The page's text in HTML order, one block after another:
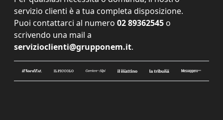
servizio clienti è a tua completa disposizione.
Puoi contattarci al numero 02 89362545 o
scrivendo una mail a
servizioclienti@grupponem.it.